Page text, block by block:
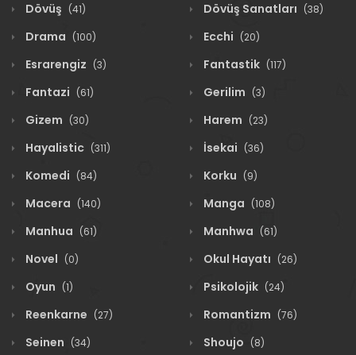
Dövüş (41) Dövüş Sanatları (38)
Drama (100) Ecchi (20)
Esrarengiz (3) Fantastik (117)
Fantazi (61) Gerilim (3)
Gizem (30) Harem (23)
Hayalistic (311) İsekai (36)
Komedi (84) Korku (9)
Macera (140) Manga (108)
Manhua (61) Manhwa (61)
Novel (0) Okul Hayatı (26)
Oyun (1) Psikolojik (24)
Reenkarne (27) Romantizm (76)
Seinen (34) Shoujo (8)